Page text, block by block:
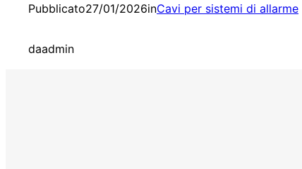
Pubblicato27/01/2026inCavi per sistemi di allarme
daadmin